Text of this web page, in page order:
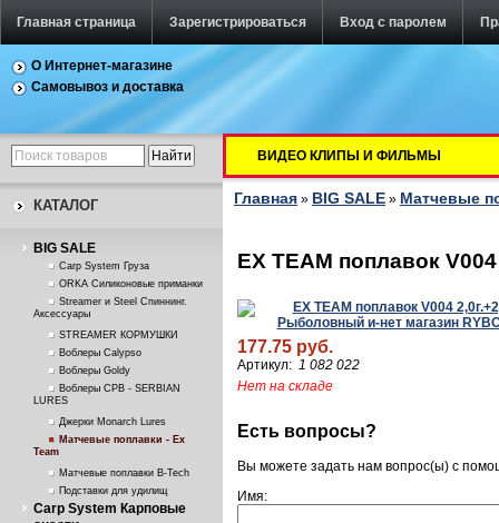
Главная страница Зарегистрироваться Вход с паролем
О Интернет-магазине
Самовывоз и доставка
КАТАЛОГ
BIG SALE
Carp System Груза
ORKA Силиконовые приманки
Streamer и Steel Спиннинг.
Аксессуары
STREAMER КОРМУШКИ
Воблеры Calypso
Воблеры Goldy
Воблеры СРВ - SERBIAN
LURES
Джерки Monarch Lures
Матчевые поплавки - Ex
Team
Матчевые поплавки B-Tech
Подставки для удилищ
Carp System Карповые
ВИДЕО КЛИПЫ И ФИЛЬМЫ
Главная » BIG SALE » Матчевые
EX TEAM поплавок V004
177.75 руб.
Артикул: 1 082 022
Нет на складе
Есть вопросы?
Вы можете задать нам вопрос(ы) с
Имя: